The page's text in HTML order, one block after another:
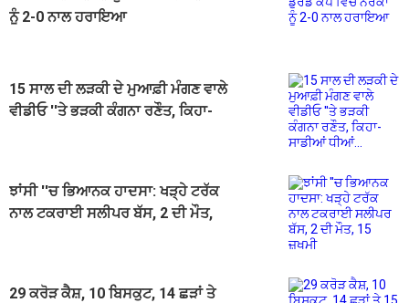
ਨੂੰ 2-0 ਨਾਲ ਹਰਾਇਆ
15 ਸਾਲ ਦੀ ਲੜਕੀ ਦੇ ਮੁਆਫ਼ੀ ਮੰਗਣ ਵਾਲੇ
ਵੀਡੀਓ ''ਤੇ ਭੜਕੀ ਕੰਗਨਾ ਰਣੌਤ, ਕਿਹਾ-
ਝਾਂਸੀ ''ਚ ਭਿਆਨਕ ਹਾਦਸਾ: ਖੜ੍ਹੇ ਟਰੱਕ
ਨਾਲ ਟਕਰਾਈ ਸਲੀਪਰ ਬੱਸ, 2 ਦੀ ਮੌਤ,
29 ਕਰੋੜ ਕੈਸ਼, 10 ਬਿਸਕੁਟ, 14 ਛੜਾਂ ਤੇ